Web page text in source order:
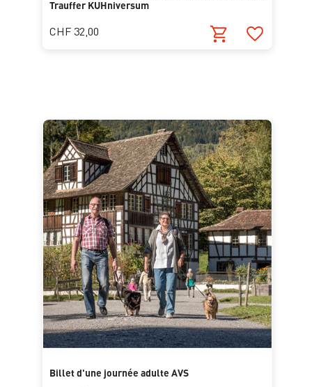
Trauffer KUHniversum
CHF 32,00
Billet d'une journée adulte AVS